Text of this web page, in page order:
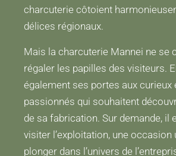
charcuterie côtoient
délices régionaux.
Mais la charcuterie Mannei ne se
régaler les papilles des visiteurs.
également ses portes aux curieux
passionnés qui souhaitent
de sa fabrication. Sur demande, il
visiter l’exploitation, une occasion
plonger dans l’univers de